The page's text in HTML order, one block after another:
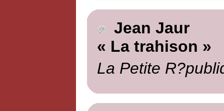
Jean Jaur
« La trahison »
La Petite